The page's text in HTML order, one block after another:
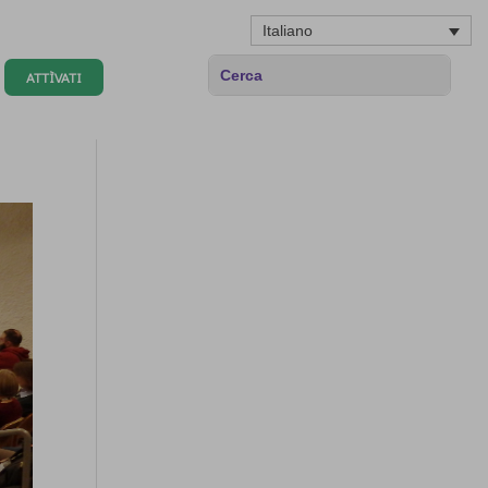
Italiano
ATTÌVATI